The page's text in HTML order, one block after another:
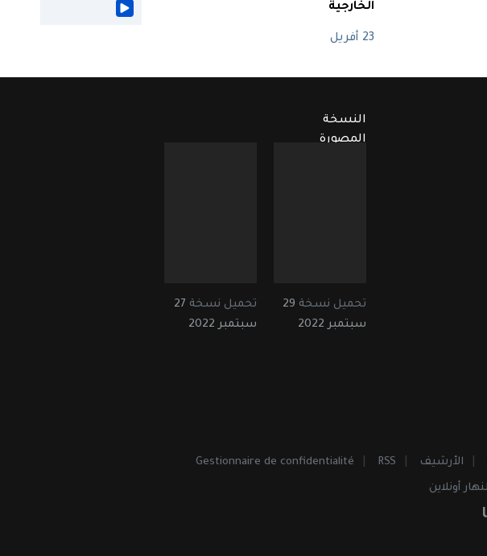
الخارجية
23 أفريل
النسخة
المصورة
تحميل نسخة 29
سبتمبر 2022
تحميل نسخة 27
سبتمبر 2022
الأرشيف RSS
Gestionnaire de confidentialité